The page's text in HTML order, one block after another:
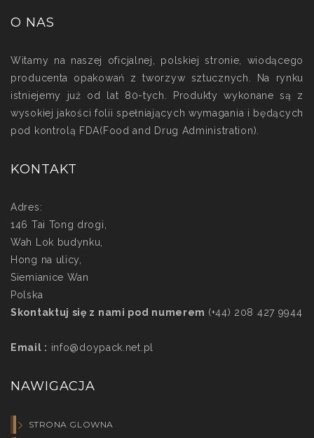
O NAS
Witamy na naszej oficjalnej, polskiej stronie, wiodącego
producenta opakowań z tworzyw sztucznych. Na rynku
istniejemy już od lat 80-tych. Produkty wykonane są z
wysokiej jakości folii spełniających wymagania i będących
pod kontrolą FDA(Food and Drug Administration).
KONTAKT
Adres:
146 Tai Tong drogi,
Wah Lok budynku,
Hong na ulicy,
Siemianice Wan
Polska
Skontaktuj się z nami pod numerem (+44) 208 427 9944
Email : info@doypack.net.pl
NAWIGACJA
STRONA GLOWNA